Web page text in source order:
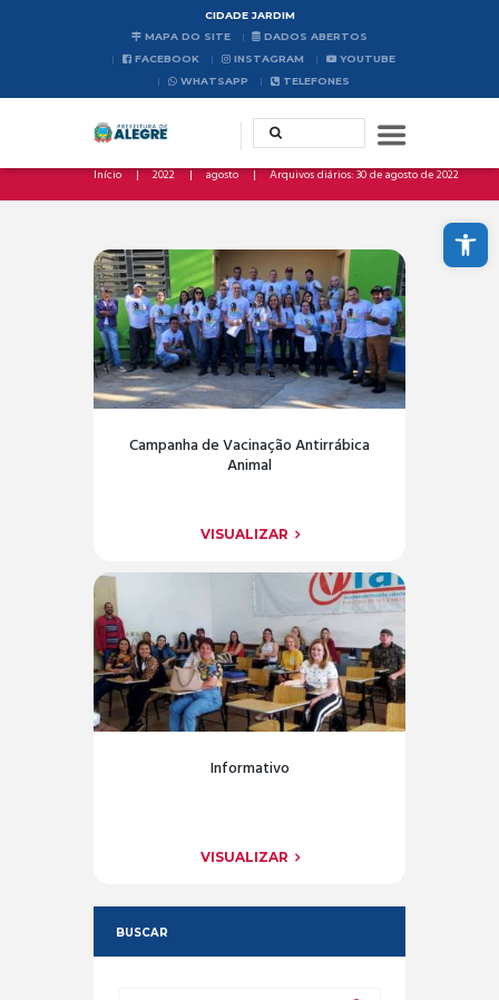
Abrir a barra de ferramentas
CIDADE JARDIM
MAPA DO SITE
DADOS ABERTOS
FACEBOOK
INSTAGRAM
YOUTUBE
WHATSAPP
TELEFONES
Início 2022 agosto Arquivos diários: 30 de agosto de 2022
Campanha de Vacinação Antirrábica
Animal
VISUALIZAR
Informativo
VISUALIZAR
BUSCAR